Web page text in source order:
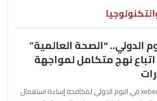
الدولي.. “الصحة العالمية”
نهج متكامل لمواجهة
آفرين علو ـ xeber24.net في اليوم الدولي لمكافحة إساءة استعمال